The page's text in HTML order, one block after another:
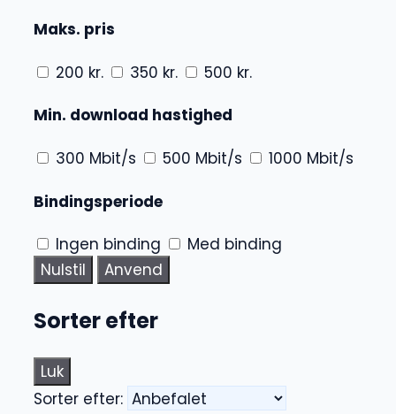
Maks. pris
200 kr. 350 kr. 500 kr.
Min. download hastighed
300 Mbit/s 500 Mbit/s 1000 Mbit/s
Bindingsperiode
Ingen binding
Med binding
Nulstil
Anvend
Sorter efter
Luk
Sorter efter: